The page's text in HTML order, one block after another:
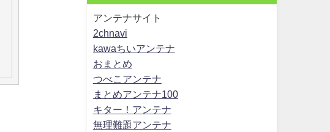
アンテナサイト
2chnavi
kawaちいアンテナ
おまとめ
つべこアンテナ
まとめアンテナ100
キター！アンテナ
無理難題アンテナ